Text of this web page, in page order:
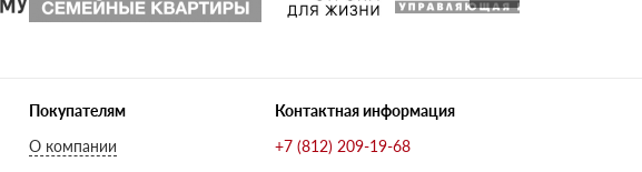
Покупателям
О компании
Контактная информация
+7 (812) 209-19-68